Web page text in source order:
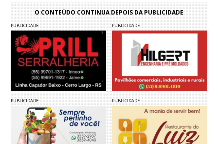
O CONTEÚDO CONTINUA DEPOIS DA PUBLICIDADE
PUBLICIDADE PUBLICIDADE
PUBLICIDADE PUBLICIDADE